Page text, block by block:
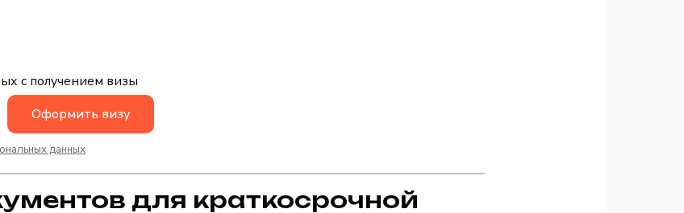
с получением визы
Оформить визу
данных
для краткосрочной